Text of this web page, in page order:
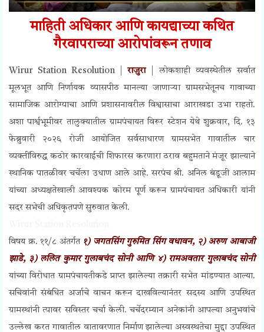
माहिती अधिकार आणि कायद्याच्या कथित
गैरवापराच्या आरोपांवरून तणाव
Wirur Station Resolution | राजुरा| लोकशाही व्यवस्थेतील सर्वात
मूलभूत आणि निर्णायक व्यासपीठ मानल्या जाणाऱ्या ग्रामसभेतूनच गावाच्या
सामाजिक आरोग्याचा आणि प्रशासनावरील विश्वासाचा आराखडा उभा राहतो.
अशा पार्श्वभूमीवर तालुक्यातील ग्रामपंचायत विरूर स्टेशन येथे शुक्रवार, दि. १३
फेब्रुवारी २०२६ रोजी आयोजित सर्वसाधारण ग्रामसभेत गावातील चार
व्यक्तींविरुद्ध कठोर कारवाईची शिफारस करणारा ठराव बहुमताने मंजूर झाल्याने
स्थानिक पातळीवर चर्चेला उधाण आले आहे. सरपंच श्री. अनिल बंडूजी आलाम
यांच्या अध्यक्षतेखाली आवश्यक कोरम पूर्ण करून ग्रामपंचायत अधिकारी यांनी
सदर सभेची अधिकृतपणे सुरुवात केली.
विषय क्र. ११/८ अंतर्गत १) जगतसिंग गुरुमित सिंग वधावन, २) अरुण आबाजी
झाडे, ३) ललित कुमार गुलाबचंद सोनी आणि ४) रामअवतार गुलाबचंद सोनी
यांच्या विरोधात ग्रामपंचायतीकडे प्राप्त झालेल्या तक्रारी सभेत मांडण्यात आल्या.
सचिवांनी संबंधित अर्जाचे वाचन करून दाखविल्यानंतर सदस्य आणि उपस्थित
ग्रामस्थांनी त्यावर सविस्तर चर्चा केली. चर्चेदरम्यान अनेकांनी आपल्या अनुभवांचे
उल्लेख करत गावातील वातावरणात निर्माण झालेल्या अस्वस्थतेचा मुद्दा उपस्थित